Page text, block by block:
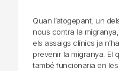
Quan l’atogepant, un
nous contra la
els assaigs clínics ja
prevenir la migranya. El
també funcionaria en